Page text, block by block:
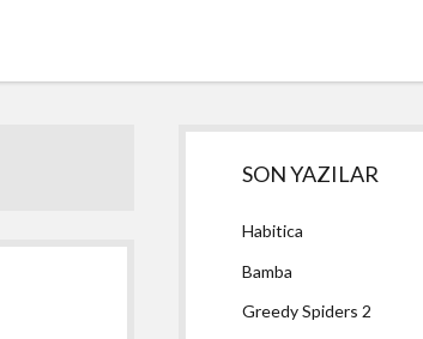
Yan
Menü
SON YAZILAR
Habitica
Bamba
Greedy Spiders 2